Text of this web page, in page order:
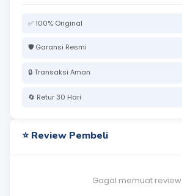
✅ 100% Original
🛡️ Garansi Resmi
🔒 Transaksi Aman
🔄 Retur 30 Hari
⭐ Review Pembeli
Gagal memuat review